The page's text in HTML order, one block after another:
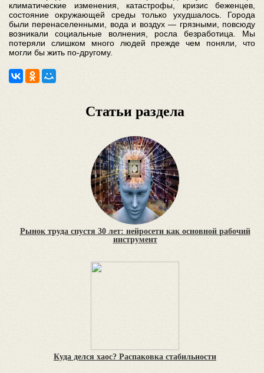
климатические изменения, катастрофы, кризис беженцев,
состояние окружающей среды только ухудшалось. Города
были перенаселенными, вода и воздух — грязными, повсюду
возникали социальные волнения, росла безработица. Мы
потеряли слишком много людей прежде чем поняли, что
могли бы жить по-другому.
Статьи раздела
Рынок труда спустя 30 лет: нейросети как основной рабочий
инструмент
Куда делся хаос? Распаковка стабильности